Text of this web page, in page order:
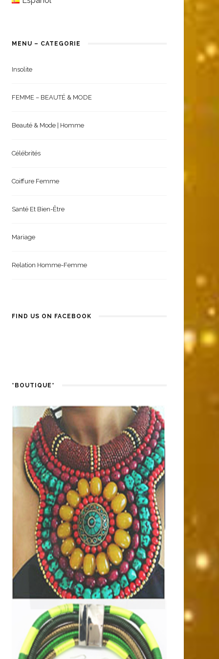
MENU – CATEGORIE
Insolite
FEMME – BEAUTÉ & MODE
Beauté & Mode | Homme
Célébrités
Coiffure Femme
Santé Et Bien-Être
Mariage
Relation Homme-Femme
FIND US ON FACEBOOK
*BOUTIQUE*